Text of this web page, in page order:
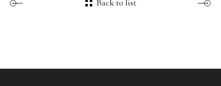
Back to list